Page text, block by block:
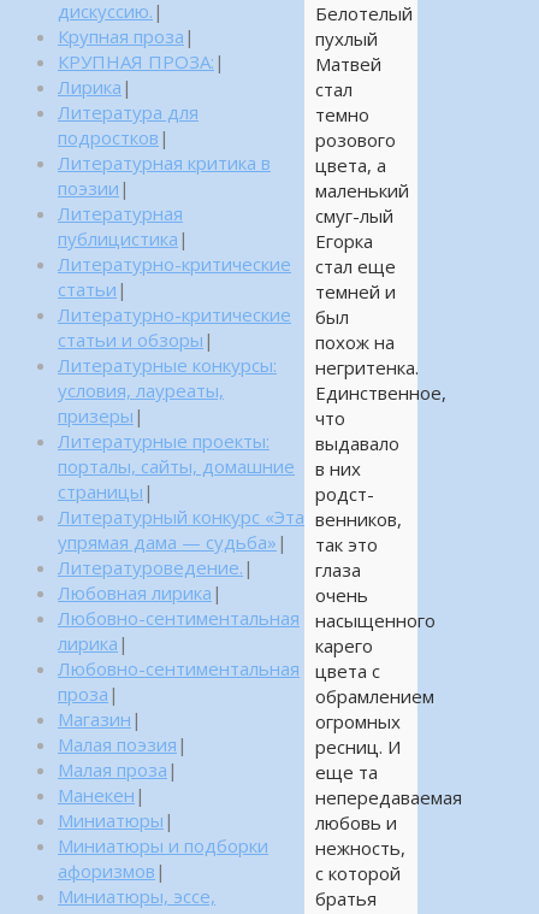
Белотелый
пухлый
Матвей
стал
темно
розового
цвета, а
маленький
смуг-лый
Егорка
стал еще
темней и
был
похож на
негритенка.
Единственное,
что
выдавало
в них
родст-
венников,
так это
глаза
очень
насыщенного
карего
цвета с
обрамлением
огромных
ресниц. И
еще та
непередаваемая
любовь и
нежность,
с которой
братья
дискуссию. |
Крупная проза |
КРУПНАЯ ПРОЗА: |
Лирика |
Литература для
подростков |
Литературная критика в
поэзии |
Литературная
публицистика |
Литературно-критические
статьи |
Литературно-критические
статьи и обзоры |
Литературные конкурсы:
условия, лауреаты,
призеры |
Литературные проекты:
порталы, сайты, домашние
страницы |
Литературный конкурс «Эта
упрямая дама — судьба» |
Литературоведение. |
Любовная лирика |
Любовно-сентиментальная
лирика |
Любовно-сентиментальная
проза |
Магазин |
Малая поэзия |
Малая проза |
Манекен |
Миниатюры |
Миниатюры и подборки
афоризмов |
Миниатюры, эссе,